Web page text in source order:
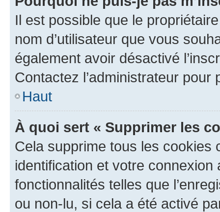
Il est possible que le
nom d’utilisateur que vous
également avoir désactivé
Contactez l’administrateur
Haut
À quoi sert « Supprimer les
Cela supprime tous les cookies
identification et votre
fonctionnalités telles que
ou non-lu, si cela a été activé